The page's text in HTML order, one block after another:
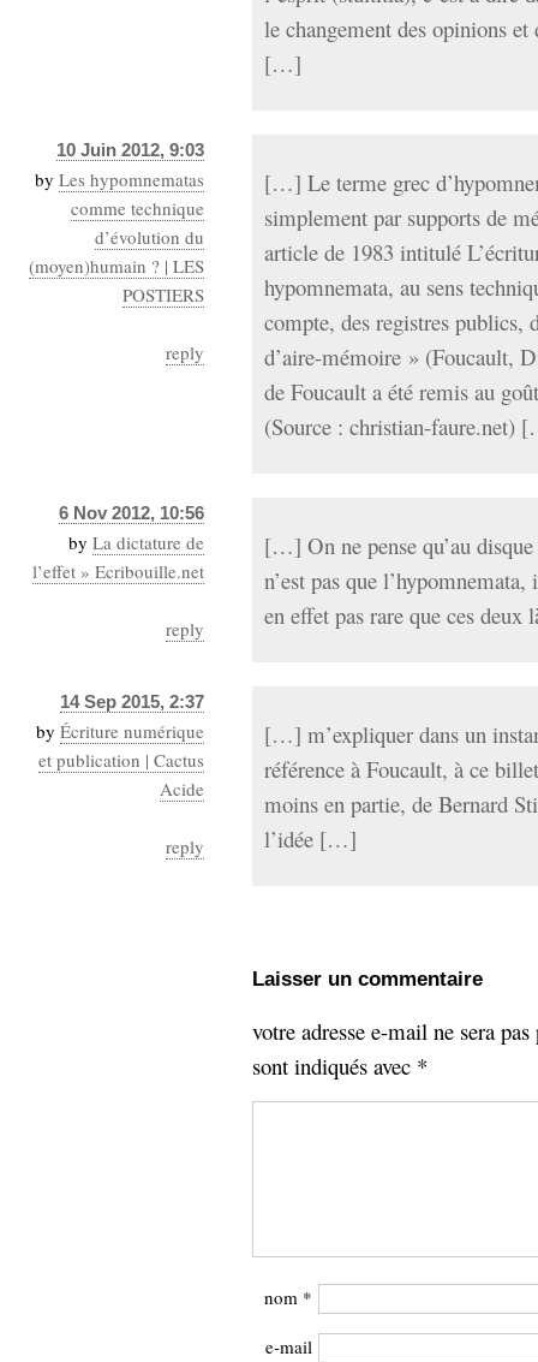
le changement des opinions
[…]
10 Juin 2012, 9:03
by Les hypomnematas
comme technique
d’évolution du
(moyen)humain ? | LES
POSTIERS
reply
[…] Le terme grec
simplement par supports de
article de 1983 intitulé
hypomnemata, au sens
compte, des registres publics,
d’aire-mémoire » (Foucault,
de Foucault a été remis au
(Source : christian-faure.net)
6 Nov 2012, 10:56
by La dictature de
l’effet » Ecribouille.net
reply
[…] On ne pense qu’au
n’est pas que
en effet pas rare que ces
14 Sep 2015, 2:37
by Écriture numérique
et publication | Cactus
Acide
reply
[…] m’expliquer dans un
référence à Foucault, à ce
moins en partie, de Bernard
l’idée […]
Laisser un commentaire
votre adresse e-mail ne sera
sont indiqués avec *
nom *
e-mail